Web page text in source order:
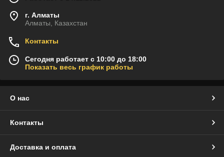
г. Алматы
Алматы, Казахстан
Контакты
Сегодня работает с 10:00 до 18:00
Показать весь график работы
О нас
Контакты
Доставка и оплата